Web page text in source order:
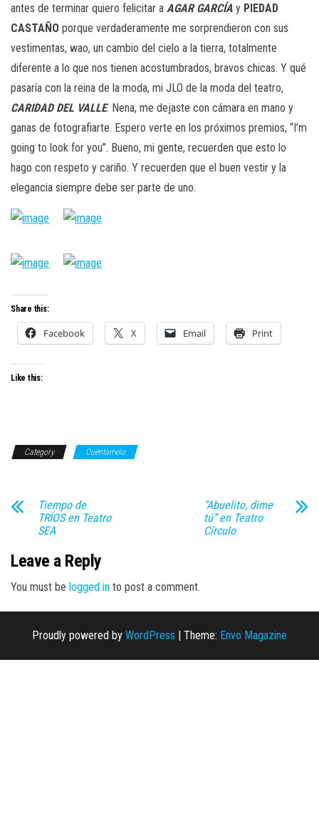
antes de terminar quiero felicitar a AGAR GARCÍA y PIEDAD
CASTAÑO porque verdaderamente me sorprendieron con sus
vestimentas, wao, un cambio del cielo a la tierra, totalmente
diferente a lo que nos tienen acostumbrados, bravos chicas. Y qué
pasaría con la reina de la moda, mi JLO de la moda del teatro,
CARIDAD DEL VALLE. Nena, me dejaste con cámara en mano y
ganas de fotografiarte. Espero verte en los próximos premios, “I’m
going to look for you”. Bueno, mi gente, recuerden que esto lo
hago con respeto y cariño. Y recuerden que el buen vestir y la
elegancia siempre debe ser parte de uno.
Share this:
Facebook X Email Print
Like this:
Category Cuéntamelo
Tiempo de
TRÍOS en Teatro
SEA
“Abuelito, dime
tú” en Teatro
Círculo
Leave a Reply
You must be logged in to post a comment.
Proudly powered by WordPress | Theme: Envo Magazine